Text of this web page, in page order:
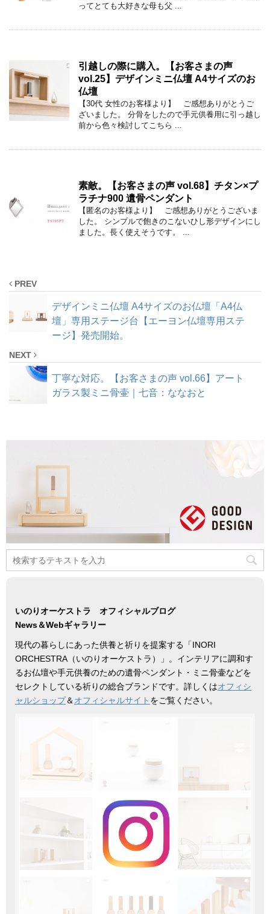
ってとても大好きな母も父 ...
引越しの際に購入。【お客さまの声
vol.25】デザインミニ仏壇 A4サイズのお
仏壇
【30代 女性のお客様より】 ご感想ありがとうご
ざいました。 分骨をしたので手元供養用に引っ越し
前から色々検討してこちら ...
素敵。【お客さまの声 vol.68】チタン×プ
ラチナ900 遺骨ペンダント
【匿名のお客様より】 ご感想ありがとうございま
した。 シンプルで飽きのこないひし形デザインにし
ました。長く使えそうです。 ...
PREV
デザインミニ仏壇 A4サイズのお仏壇「A4仏
壇」専用ステージ台【エーヨン仏壇専用ステ
ージ】発売開始。
NEXT
丁寧な対応。【お客さまの声 vol.66】アート
ガラス製ミニ骨壷｜七音：ななおと
いのりオーケストラ オフィシャルブログ
News＆Webギャラリー
現代の暮らしにあった供養と祈りを提案する「INORI
ORCHESTRA（いのりオーケストラ）」。インテリアに調和す
るお仏壇や手元供養のための遺骨ペンダント・ミニ骨壷などを
セレクトしている祈りの総合ブランドです。詳しくはオフィシ
ャルショップ＆オフィシャルサイト をご覧ください。